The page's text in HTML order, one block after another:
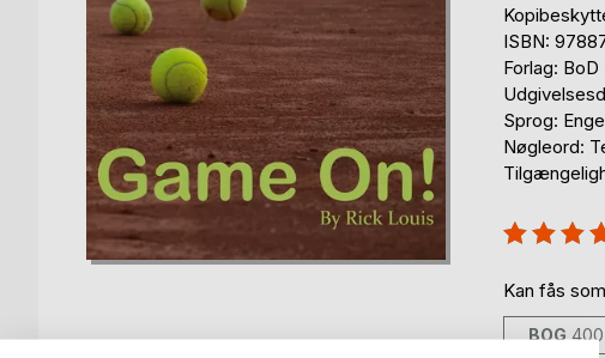
ISBN:
Forlag:
Sprog:
Nøgleord:
Kan fås
BOG